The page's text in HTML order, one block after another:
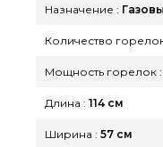
номеру (044)
Назначение :
Количество
Мощность горелок :
Длина : 114 см
Ширина : 57 см